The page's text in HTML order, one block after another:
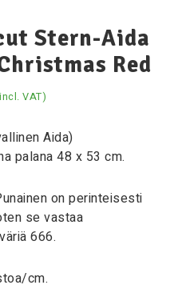
Stern-Aida
Red
VAT)
Aida)
palana 48 x 53 cm.
on perinteisesti
se vastaa
666.
cm.